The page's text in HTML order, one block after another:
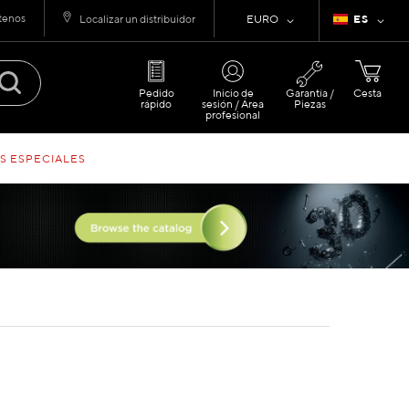
Lenguaje
ES
Moneda
EURO
Localizar un distribuidor
Cesta
Pedido
rápido
Inicio de
sesión / Área
profesional
Garantía /
Piezas
ESPECIALES